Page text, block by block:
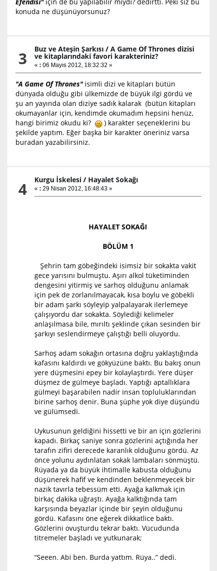
konuda ne düşünüyorsunuz?
3 Buz ve Ateşin Şarkısı /A Game Of Thrones dizisi
ve kitaplarındaki favori karakteriniz?
« : 06 Mayıs 2012, 18:32:32 »
"A Game Of Thrones"isimli dizi ve kitapları bütün
dünyada olduğu gibi ülkemizde de büyük ilgi gördü ve
şu an yayında olan diziye sadık kalarak (bütün kitapları
okumayanlar için, kendimde okumadım hepsini henüz,
hangi birimiz okudu ki?
) karakter seçeneklerini bu
şekilde yaptım. Eğer başka bir karakter öneriniz varsa
buradan yazabilirsiniz.
4 Kurgu İskelesi / Hayalet Sokağı
« : 29 Nisan 2012, 16:48:43 »
HAYALET SOKAĞI
BÖLÜM 1
Şehrin tam göbeğindeki isimsiz bir sokakta vakit
gece yarısını bulmuştu. Aşırı alkol tüketiminden
dengesini yitirmiş ve sarhoş olduğunu anlamak
için pek de zorlanılmayacak, kısa boylu ve göbekli
bir adam şarkı söyleyip yalpalayarak ilerlemeye
çalışıyordu dar sokakta. Söylediği kelimeler
anlaşılmasa bile, mırıltı şeklinde çıkan sesinden bir
şarkıyı seslendirmeye çalıştığı belli oluyordu.
Sarhoş adam sokağın ortasına doğru yaklaştığında
kafasını kaldırdı ve gökyüzüne baktı. Bu bakış onun
yere düşmesini epey bir kolaylaştırdı. Yere düşer
düşmez de gülmeye başladı. Yaptığı aptallıklara
gülmeyi başarabilen nadir insan topluluklarından
birine sarhoş denir. Buna şüphe yok diye düşündü
ve gülümsedi.
Uykusunun geldiğini hissetti ve bir an için gözlerini
kapadı. Birkaç saniye sonra gözlerini açtığında her
tarafın zifiri derecede karanlık olduğunu gördü. Az
önce yolunu aydınlatan sokak lambaları sönmüştü.
Rüyada ya da büyük ihtimalle kabusta olduğunu
düşünerek hafif ve kendinden beklenmeyecek bir
nazik tavırla tebessüm etti. Ayağa kalkmak için
birkaç dakika uğraştı. Ayağa kalktığında tam
karşısında beyazlar içinde bir şeyin olduğunu
gördü. Kafasını öne eğerek dikkatlice baktı.
Gözlerini ovuşturdu tekrar baktı. Vücudunda
titremeler başladı ve yutkunarak;
“Seeen. Abi ben. Burda yattım. Rüya..” dedi.